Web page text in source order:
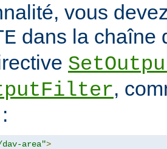
vous
dans la chaîne
,
area">